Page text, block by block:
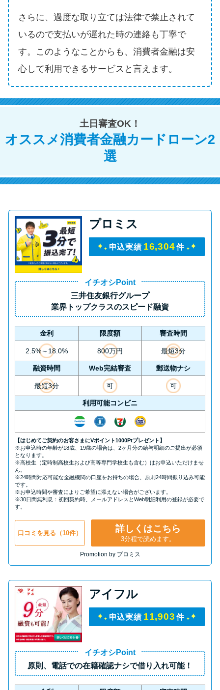
年収が低い＆他社借入があると
落ちる？バンクイックの口コミ
合わせ先とシーン別の問い合わ
せ方法
さらに、過度な取り立ては法律で禁止されて
いるので支払いが遅れた時の連絡も丁寧で
す。このようなことからも、消費者金融は安
心して利用できるサービスと言えます。
土日審査OK！
オススメ消費者金融カードローン2
選
プロミス
申込実績 16,304 件
イチオシPoint
三井住友銀行グループ
業界トップクラスのスピード融資
金利 限度額 審査時間
2.5%～18.0% 800万円 最短3分
融資時間 Web完結審査 郵送物ナシ
最短3分 可 可
利用可能コンビニ
【はじめてご契約のお客さまにVポイント1000Ptプレゼント】
※お申込時の年齢が18歳、19歳の場合は、2ヶ月分の給与明細のご提出が必須
となります。
※高校生（定時制高校生および高等専門学校生も含む）はお申込いただけませ
ん。
※24時間対応可能な金融機関の口座をお持ちの場合、原則24時間振り込み可能
です。
※お申込時間や審査によりご希望に添えない場合がございます。
※30日間無利息：初回契約時、メールアドレスとWeb明細利用の登録が必要で
す。
口コミを見る（10件） 詳しくはこちら
3分程で読めます。
Promotion by プロミス
アイフル
申込実績 11,903 件
イチオシPoint
原則、 電話での在籍確認ナシで借り入れ可能！